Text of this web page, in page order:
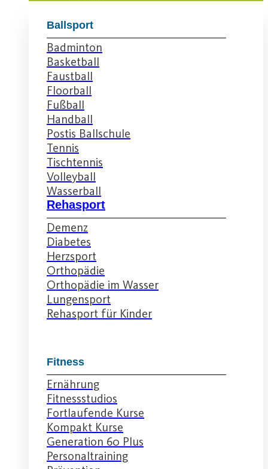
Ballsport
Badminton
Basketball
Faustball
Floorball
Fußball
Handball
Postis Ballschule
Tennis
Tischtennis
Volleyball
Wasserball
Rehasport
Demenz
Diabetes
Herzsport
Orthopädie
Orthopädie im Wasser
Lungensport
Rehasport für Kinder
Fitness
Ernährung
Fitnessstudios
Fortlaufende Kurse
Kompakt Kurse
Generation 60 Plus
Personaltraining